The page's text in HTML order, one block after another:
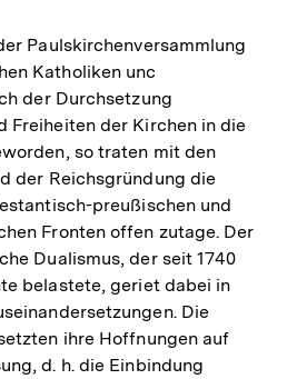
der
Fußnote
Paulskirchenversammlung
Katholiken unc
der Durchsetzung
Freiheiten der Kirchen in die
so traten mit den
der Reichsgründung die
preußischen und
Fronten offen zutage. Der
Dualismus, der seit 1740
belastete, geriet dabei in
Die
ihre Hoffnungen auf
d. h. die Einbindung